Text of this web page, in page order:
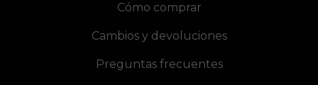
Cómo comprar
Cambios y devoluciones
Preguntas frecuentes